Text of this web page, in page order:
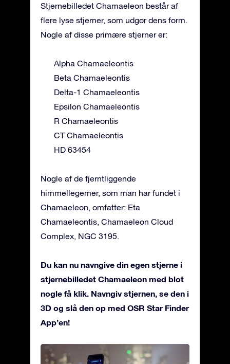
Stjernebilledet Chamaeleon består af
flere lyse stjerner, som udgør dens form.
Nogle af disse primære stjerner er:
Alpha Chamaeleontis
Beta Chamaeleontis
Delta-1 Chamaeleontis
Epsilon Chamaeleontis
R Chamaeleontis
CT Chamaeleontis
HD 63454
Nogle af de fjerntliggende
himmellegemer, som man har fundet i
Chamaeleon, omfatter: Eta
Chamaeleontis, Chamaeleon Cloud
Complex, NGC 3195.
Du kan nu navngive din egen stjerne i
stjernebilledet Chamaeleon med blot
nogle få klik. Navngiv stjernen, se den i
3D og slå den op med OSR Star Finder
App’en!